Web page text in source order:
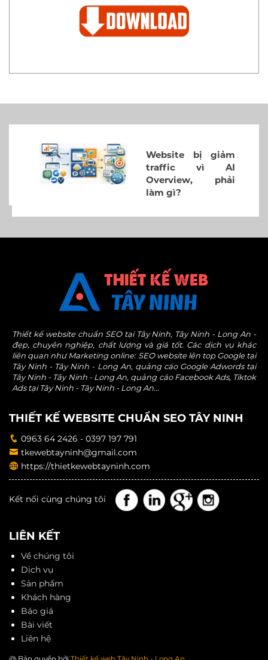
Website bị giảm
traffic vì AI
Overview, phải
làm gì?
Thiết kế website chuẩn SEO tại Tây Ninh, Tây Ninh - Long An -
đẹp, chuyên nghiệp, chất lượng và giá tốt. Các dịch vụ khác
liên quan như Marketing online: SEO website lên top Google tại
Tây Ninh - Tây Ninh - Long An, quảng cáo Google Adwords tại
Tây Ninh - Tây Ninh - Long An, quảng cáo Facebook Ads, Tiktok
Ads tại Tây Ninh - Tây Ninh - Long An...
THIẾT KẾ WEBSITE CHUẨN SEO TÂY NINH
0963 64 2426 - 0397 197 791
tkewebtayninh@gmail.com
https://thietkewebtayninh.com
Kết nối cùng chúng tôi
LIÊN KẾT
Về chúng tôi
Dịch vụ
Sản phẩm
Khách hàng
Báo giá
Bài viết
Liên hệ